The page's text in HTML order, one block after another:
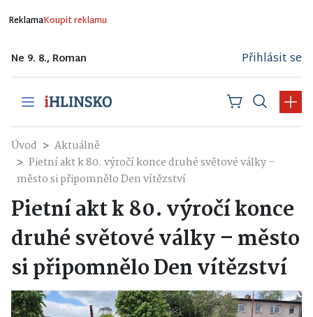
ReklamaKoupit reklamu
Ne 9. 8., Roman Přihlásit se
Úvod
Aktuálně
Pietní akt k 80. výročí konce druhé světové války –
město si připomnělo Den vítězství
Pietní akt k 80. výročí konce
druhé světové války – město
si připomnělo Den vítězství